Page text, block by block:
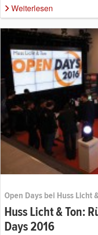
Weiterlesen
Open Days bei Huss Licht
Huss Licht & Ton:
Days 2016